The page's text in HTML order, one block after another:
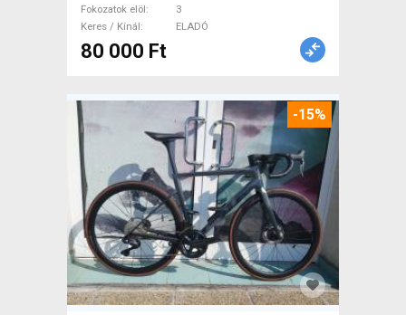
Fokozatok elöl
3
Keres / Kínál
ELADÓ
80 000 Ft
-15%